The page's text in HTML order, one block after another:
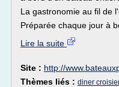
La gastronomie au fil de
Préparée chaque jour à
Lire la suite
Site : http://
Thèmes liés : diner